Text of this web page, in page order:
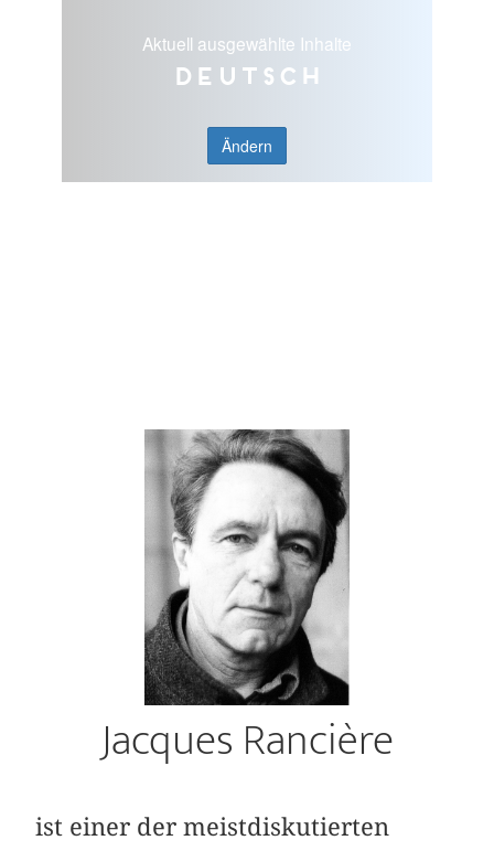
Aktuell ausgewählte Inhalte
Deutsch
Ändern
Jacques Rancière
ist einer der meistdiskutierten